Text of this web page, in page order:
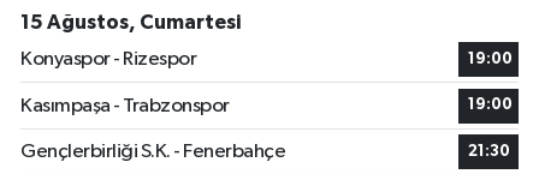
15 Ağustos, Cumartesi
Konyaspor - Rizespor
19:00
Kasımpaşa - Trabzonspor 19:00
Gençlerbirliği S.K. - Fenerbahçe 21:30